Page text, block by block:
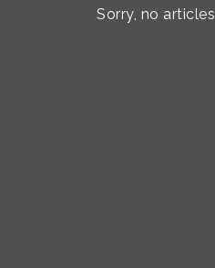
Sorry, no articles